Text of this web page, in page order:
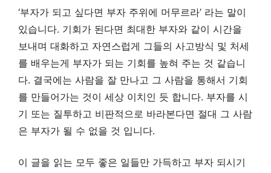
‘부자가 되고 싶다면 부자 주위에 머무르라’ 라는 말이
있습니다. 기회가 된다면 최대한 부자와 같이 시간을
보내며 대화하고 자연스럽게 그들의 사고방식 및 처세
를 배우는게 부자가 되는 기회를 높혀 주는 것 같습니
다. 결국에는 사람을 잘 만나고 그 사람을 통해서 기회
를 만들어가는 것이 세상 이치인 듯 합니다. 부자를 시
기 또는 질투하고 비판적으로 바라본다면 절대 그 사람
은 부자가 될 수 없을 것 입니다.
이 글을 읽는 모두 좋은 일들만 가득하고 부자 되시기